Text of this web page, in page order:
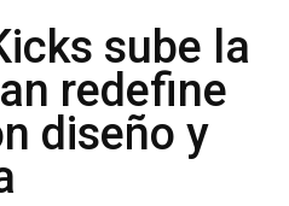
sube la
redefine
diseño y